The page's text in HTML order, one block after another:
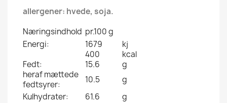
allergener: hvede, soja.
Næringsindhold pr.100 g
Energi:
1679
kj
400
kcal
Fedt:
15.6
g
heraf mættede
fedtsyrer:
10.5
g
Kulhydrater:
61.6
g